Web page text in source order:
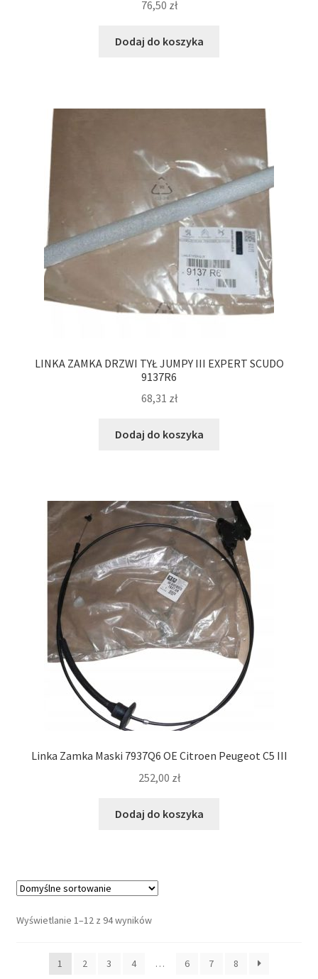
76,50 zł
Dodaj do koszyka
LINKA ZAMKA DRZWI TYŁ JUMPY III EXPERT SCUDO
9137R6
68,31 zł
Dodaj do koszyka
Linka Zamka Maski 7937Q6 OE Citroen Peugeot C5 III
252,00 zł
Dodaj do koszyka
Wyświetlanie 1–12 z 94 wyników
1 2 3 4 … 6 7 8